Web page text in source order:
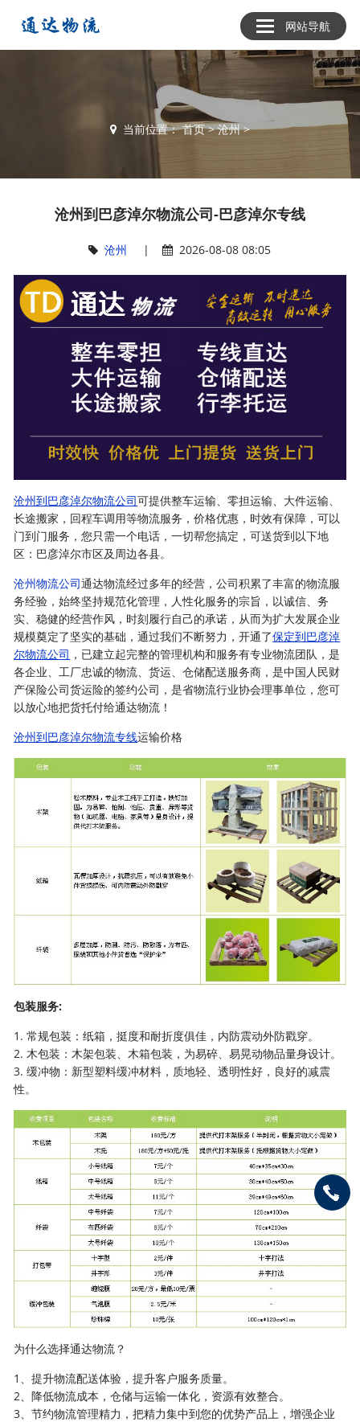
网站导航
当前位置：首页>沧州>
沧州到巴彦淖尔物流公司-巴彦淖尔专线
沧州 | 2026-08-08 08:05
沧州到巴彦淖尔物流公司可提供整车运输、零担运输、大件运输、
长途搬家，回程车调用等物流服务，价格优惠，时效有保障，可以
门到门服务，您只需一个电话，一切帮您搞定，可送货到以下地
区：巴彦淖尔市区及周边各县。
沧州物流公司通达物流经过多年的经营，公司积累了丰富的物流服
务经验，始终坚持规范化管理，人性化服务的宗旨，以诚信、务
实、稳健的经营作风，时刻履行自己的承诺，从而为扩大发展企业
规模奠定了坚实的基础，通过我们不断努力，开通了保定到巴彦淖
尔物流公司 ，已建立起完整的管理机构和服务有专业物流团队，是
各企业、工厂忠诚的物流、货运、仓储配送服务商，是中国人民财
产保险公司货运险的签约公司，是省物流行业协会理事单位，您可
以放心地把货托付给通达物流！
沧州到巴彦淖尔物流专线运输价格
包装服务:
1. 常规包装：纸箱，挺度和耐折度俱佳，内防震动外防戳穿。
2. 木包装：木架包装、木箱包装，为易碎、易晃动物品量身设计。
3. 缓冲物：新型塑料缓冲材料，质地轻、透明性好，良好的减震
性。
为什么选择通达物流？
1、提升物流配送体验，提升客户服务质量。
2、降低物流成本，仓储与运输一体化，资源有效整合。
3、节约物流管理精力，把精力集中到您的优势产品上，增强企业